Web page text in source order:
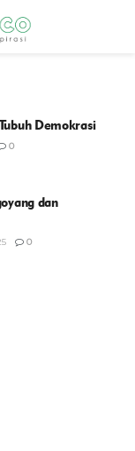
Demokrasi
0
dan
0